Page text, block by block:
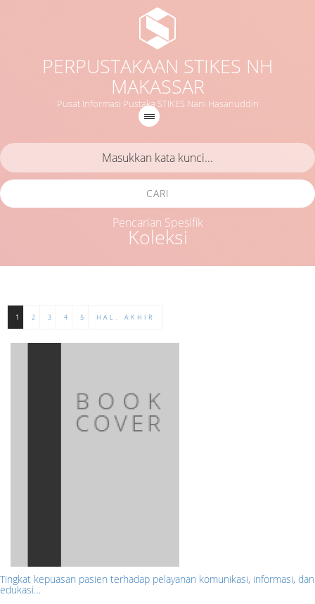
PERPUSTAKAAN STIKES NH
MAKASSAR
Pusat Informasi Pustaka STIKES Nani Hasanuddin
Koleksi
CARI
Pencarian Spesifik
1 2 3 4 5 HAL. AKHIR
Tingkat kepuasan pasien terhadap pelayanan komunikasi, informasi, dan
edukasi…